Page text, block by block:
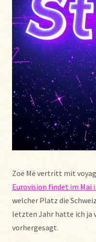
Zoë Më vertritt mit
Eurovision findet im Mai
welcher Platz die
letzten Jahr hatte ich ja
vorhergesagt.